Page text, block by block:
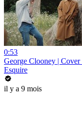
0:53
George Clooney |
Esquire
il y a 9 mois